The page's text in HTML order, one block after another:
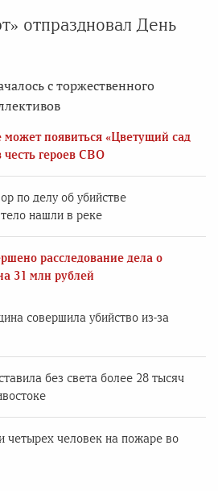
отпраздновал День
с торжественного
может появиться «Цветущий сад
честь героев СВО
по делу об убийстве
нашли в реке
расследование дела о
31 млн рублей
совершила убийство из-за
без света более 28 тысяч
четырех человек на пожаре во